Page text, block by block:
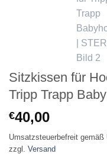
Sitzkissen für
Tripp Trapp
€40,00
Umsatzsteuerbefreit gemäß
zzgl. Versand